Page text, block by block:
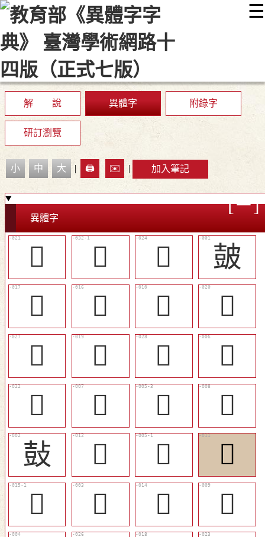
☰
::: 最新消息 常見問題 編輯說明
顯示模式
網站導覽
解 說 異體字 附錄字
研訂瀏覽
小 中 大 | 🖨️ ✉️ | 加入筆記
異體字
󷀧 󷀰 󷀪
皷
󷀣
󷀢 󷀝
󷀦
󷀭
󷀥 󷀮
𩉨
󷀨
𩉩 󷀜
𩊉
鼔
󷀟 󷀚
󷀞
󷀡
𡔷 󷀠
𪔎